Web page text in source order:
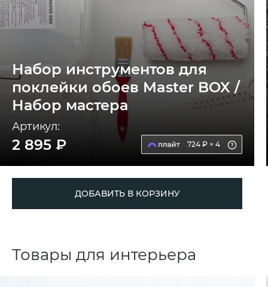
Набор инструментов для
поклейки обоев Master BOX /
Набор мастера
Артикул:
2 895 ₽ 724 ₽ × 4
ДОБАВИТЬ В КОРЗИНУ
Товары для интерьера